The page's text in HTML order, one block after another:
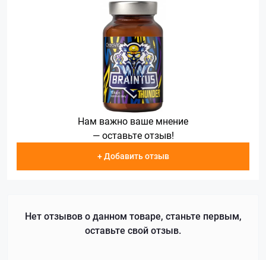
Нам важно ваше мнение
— оставьте отзыв!
+ Добавить отзыв
Нет отзывов о данном товаре, станьте первым,
оставьте свой отзыв.